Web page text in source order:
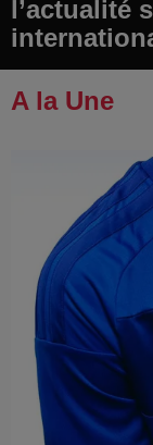
l’actualité
A la Une